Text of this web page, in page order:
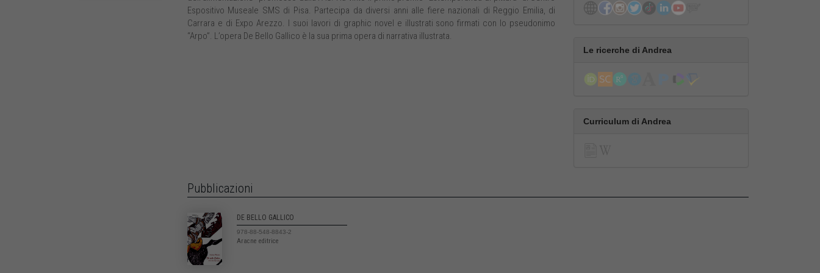
Espositivo Museale SMS di Pisa. Partecipa da diversi anni alle fiere nazionali di Reggio Emilia, di
Carrara e di Expo Arezzo. I suoi lavori di graphic novel e illustrati sono firmati con lo pseudonimo
“Arpo”. L’opera De Bello Gallico è la sua prima opera di narrativa illustrata.
Le ricerche di Andrea
Curriculum di Andrea
Pubblicazioni
DE BELLO GALLICO
978-88-548-8843-2
Aracne editrice